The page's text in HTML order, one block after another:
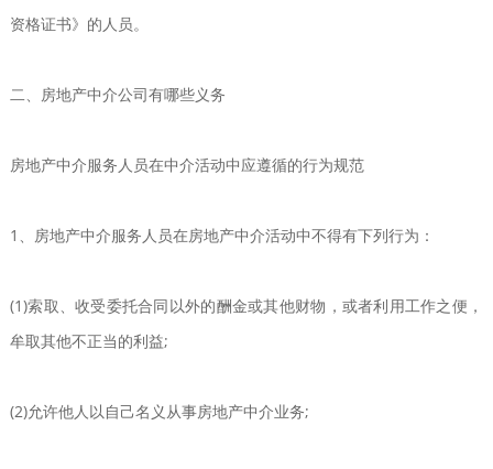
资格证书》的人员。
二、房地产中介公司有哪些义务
房地产中介服务人员在中介活动中应遵循的行为规范
1、房地产中介服务人员在房地产中介活动中不得有下列行为：
(1)索取、收受委托合同以外的酬金或其他财物，或者利用工作之便，
牟取其他不正当的利益;
(2)允许他人以自己名义从事房地产中介业务;